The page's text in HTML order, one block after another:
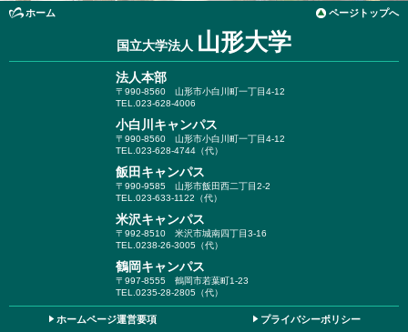
ホーム ページトップへ
国立大学法人 山形大学
法人本部
〒990-8560 山形市小白川町一丁目4-12
TEL.023-628-4006
小白川キャンパス
〒990-8560 山形市小白川町一丁目4-12
TEL.023-628-4744（代）
飯田キャンパス
〒990-9585 山形市飯田西二丁目2-2
TEL.023-633-1122（代）
米沢キャンパス
〒992-8510 米沢市城南四丁目3-16
TEL.0238-26-3005（代）
鶴岡キャンパス
〒997-8555 鶴岡市若葉町1-23
TEL.0235-28-2805（代）
ホームページ運営要項 プライバシーポリシー